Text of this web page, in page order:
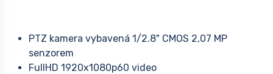
PTZ kamera vybavená 1/2.8" CMOS 2,07 MP
senzorem
FullHD 1920x1080p60 video